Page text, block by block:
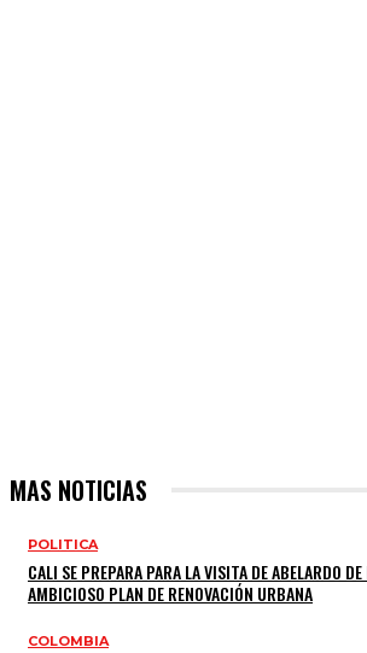
MAS NOTICIAS
POLITICA
CALI SE PREPARA PARA LA VISITA DE ABELARDO
AMBICIOSO PLAN DE RENOVACIÓN URBANA
COLOMBIA